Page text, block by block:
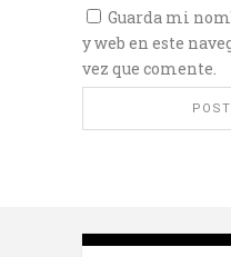
Guarda mi
y web en este
vez que comente.